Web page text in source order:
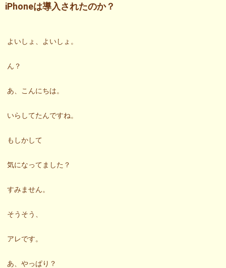
iPhoneは導入されたのか？
よいしょ、よいしょ。
ん？
あ、こんにちは。
いらしてたんですね。
もしかして
気になってました？
すみません。
そうそう、
アレです。
あ、やっぱり？